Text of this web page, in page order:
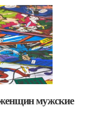
мужские